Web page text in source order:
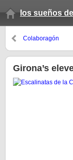
los sueños
Colaboragón
Girona’s